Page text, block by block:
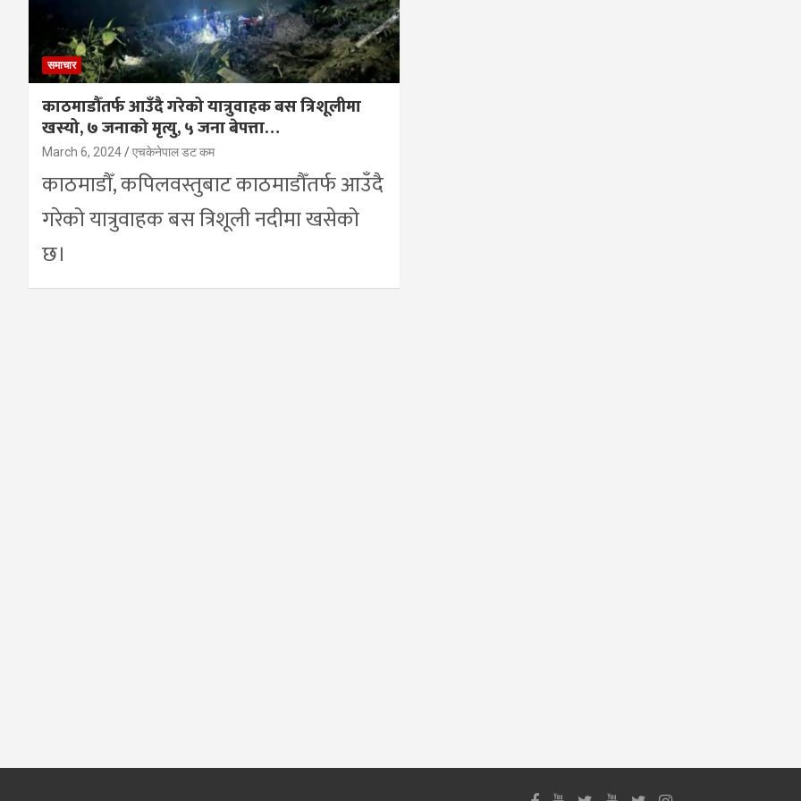
समाचार
काठमाडौँतर्फ आउँदै गरेको यात्रुवाहक बस त्रिशूलीमा
खस्यो, ७ जनाको मृत्यु, ५ जना बेपत्ता…
March 6, 2024 एचकेनेपाल डट कम
काठमाडौँ, कपिलवस्तुबाट काठमाडौँतर्फ आउँदै
गरेको यात्रुवाहक बस त्रिशूली नदीमा खसेको
छ।